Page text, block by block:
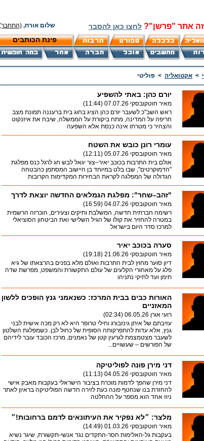
אתר "פרשן"? לחצו כאן להסבר שלום אורח,
פינת הכותבים
> אקטואליה > פוליטי
יורם כהן: באתי להשפיע
מאיר חוטקובסקי 07.07.26 (11:44)
ראש השב"כ לשעבר יורם כהן הציג בחוג בית ברעננה תמונת מצב
חריפה על המדינה, מתח ביקורת על הממשלה, שיבח את איזנקוט
והצהיר כי מטרתו אינה כנסת אלא השפעה
עומרי רונן כובש את השטח
מאיר חוטקובסקי 05.07.26 (12:11)
אולם בית התרבות בכוכב יאיר–צור יגאל לבש חג לרגל כנס מפלגת
"הדמוקרטים", שבו בלט במיוחד בן היישוב המסתמן כהבטחה
הגדולה של המפלגה לקראת הבחירות המקדימות הקרובות
"זהב–שחר": מפלגת הגמלאים החדשה יוצאת לדרך
מאיר חוטקובסקי 04.07.26 (16:59)
רשימה חברתית חדשה, המשלבת ותיקים וצעירים, הוכרזה הרשמית
במטרה להחזיר את קולו של הגיל השלישי ואת הביטחון הסוציאלי
למרכז סדר היום בישראל
סערה בכוכב יאיר
מאיר חוטקובסקי 21.06.26 (19:18)
דיון סוער מחוץ לבית התרבות ואולם מלא בפנים בהרצאתו של גיא
פלג על מאחורי הקלעים של עולם התקשורת והמשפט, מפרשת שדה
תימן ועד לתיקי נתניהו
האורות כבים בבית המרכז: כשנאמני גנץ הופכים ללשון
המאזניים
רועי אורן 06.05.26 (02:34)
עזיבתם של איתן גינזבורג וחילי טרופר היא לא רק מכה אישית לבני
גנץ, אלא עדות להתפרקותה הסופית של כחול לבן. כשמפלגת השלטון
לשעבר מצטמצמת לגרעין קטן של נאמנים, מרכז הכובד עובר לידיהם
של הפורשים – שעשויים...
דני מירן פונה לפוליטיקה
מאיר חוטקובסקי 04.05.26 (11:13)
דני מירן שהפך לדמות מוכרת בציבור הישראלי בעקבות מאבק אישי
להחזרת בנו שנחטף פונה כעת לזירה חדשה הפוליטיקה בראיון לאתר
ניוז אחד הוא מספר על ההחלטה
מלצר: ״לא נפקיר את העיתונאים לדמם ברחובות!״
מאיר חוטקובסקי 01.03.26 (14:49)
בעקבות גל-האלימות חסר-התקדים נגד אנשי-תקשורת, שיגר נשיא